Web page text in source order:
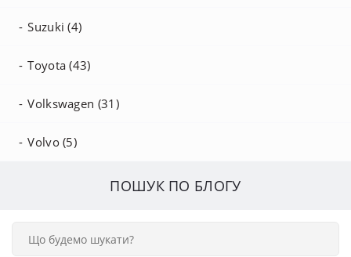
Suzuki (4)
Toyota (43)
Volkswagen (31)
Volvo (5)
ПОШУК ПО БЛОГУ